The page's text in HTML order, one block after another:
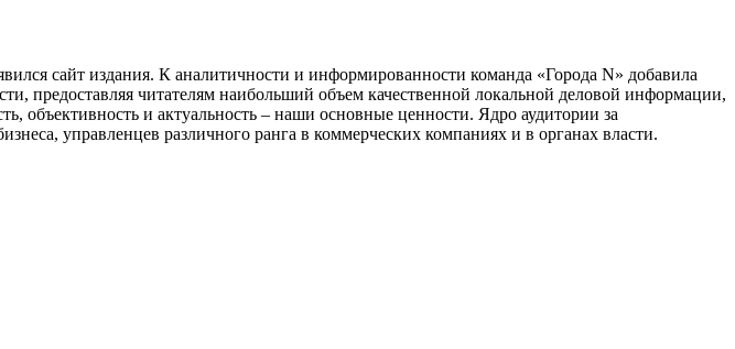
сайт издания. К аналитичности и информированности команда «Города N» добавила
предоставляя читателям наибольший объем качественной локальной деловой информации,
объективность и актуальность – наши основные ценности. Ядро аудитории за
управленцев различного ранга в коммерческих компаниях и в органах власти.